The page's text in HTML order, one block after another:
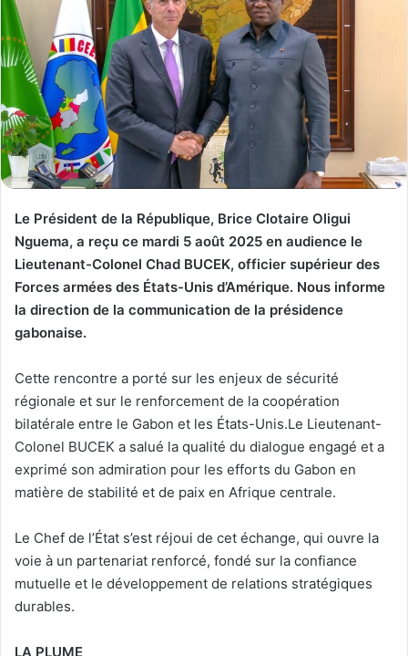
Le Président de la République, Brice Clotaire Oligui
Nguema, a reçu ce mardi 5 août 2025 en audience le
Lieutenant-Colonel Chad BUCEK, officier supérieur des
Forces armées des États-Unis d’Amérique. Nous informe
la direction de la communication de la présidence
gabonaise.
Cette rencontre a porté sur les enjeux de sécurité
régionale et sur le renforcement de la coopération
bilatérale entre le Gabon et les États-Unis.Le Lieutenant-
Colonel BUCEK a salué la qualité du dialogue engagé et a
exprimé son admiration pour les efforts du Gabon en
matière de stabilité et de paix en Afrique centrale.
Le Chef de l’État s’est réjoui de cet échange, qui ouvre la
voie à un partenariat renforcé, fondé sur la confiance
mutuelle et le développement de relations stratégiques
durables.
LA PLUME